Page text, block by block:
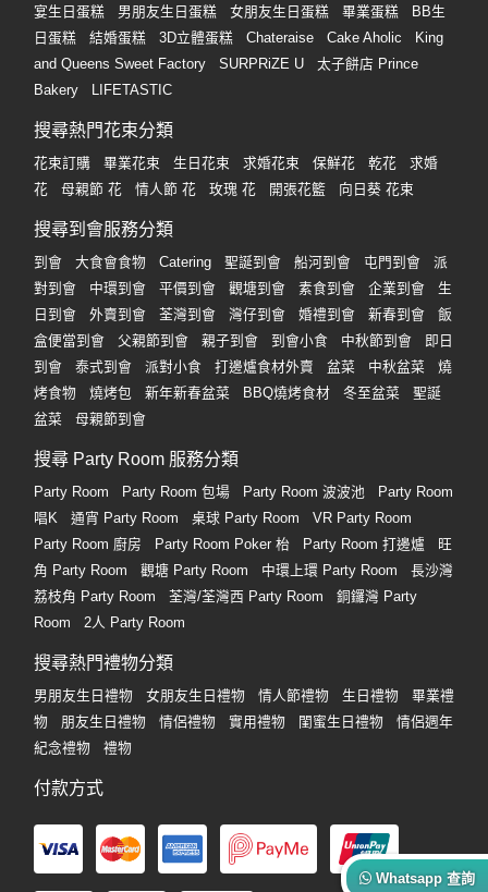
Whatsapp 查詢
宴生日蛋糕
男朋友生日蛋糕 女朋友生日蛋糕 畢業蛋糕
BB生
日蛋糕
結婚蛋糕 3D立體蛋糕 Chateraise Cake Aholic
King
and Queens Sweet Factory
SURPRiZE U
太子餅店 Prince
Bakery
LIFETASTIC
搜尋熱門花束分類
花束訂購 畢業花束 生日花束 求婚花束 保鮮花 乾花
求婚
花
母親節 花 情人節 花 玫瑰 花 開張花籃 向日葵 花束
搜尋到會服務分類
到會 大食會食物 Catering 聖誕到會 船河到會 屯門到會
派
對到會
中環到會 平價到會 觀塘到會 素食到會 企業到會
生
日到會
外賣到會 荃灣到會 灣仔到會 婚禮到會 新春到會
飯
盒便當到會
父親節到會 親子到會 到會小食 中秋節到會
即日
到會
泰式到會 派對小食 打邊爐食材外賣 盆菜 中秋盆菜
燒
烤食物
燒烤包 新年新春盆菜 BBQ燒烤食材 冬至盆菜
聖誕
盆菜
母親節到會
搜尋 Party Room 服務分類
Party Room Party Room 包場 Party Room 波波池
Party Room
唱K
通宵 Party Room 桌球 Party Room
VR Party Room
Party Room 廚房
Party Room Poker 枱 Party Room 打邊爐
旺
角 Party Room
觀塘 Party Room 中環上環 Party Room
長沙灣
荔枝角 Party Room
荃灣/荃灣西 Party Room
銅鑼灣 Party
Room
2人 Party Room
搜尋熱門禮物分類
男朋友生日禮物 女朋友生日禮物 情人節禮物 生日禮物
畢業禮
物
朋友生日禮物 情侶禮物 實用禮物 閨蜜生日禮物
情侶週年
紀念禮物
禮物
付款方式